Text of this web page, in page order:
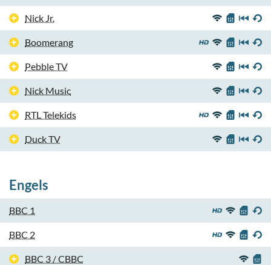
Nick Jr.
Boomerang
Pebble TV
Nick Music
RTL Telekids
Duck TV
Engels
BBC 1
BBC 2
BBC 3 / CBBC